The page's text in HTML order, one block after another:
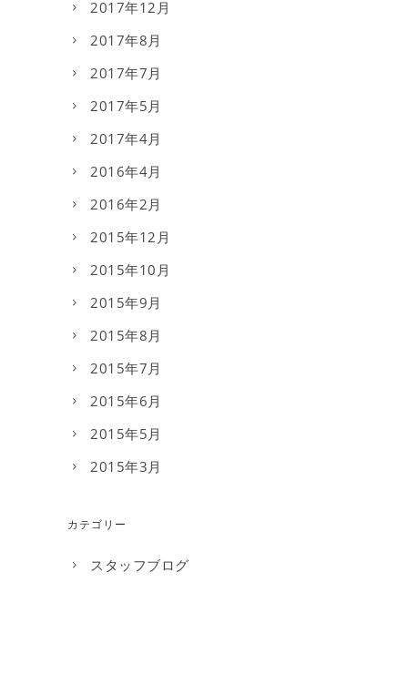
2017年12月
2017年8月
2017年7月
2017年5月
2017年4月
2016年4月
2016年2月
2015年12月
2015年10月
2015年9月
2015年8月
2015年7月
2015年6月
2015年5月
2015年3月
カテゴリー
スタッフブログ